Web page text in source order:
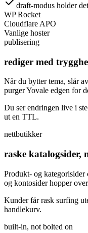
draft-modus holder
WP Rocket
Cloudflare APO
Vanlige hoster
publisering
rediger med
Når du bytter tema, slår
purger Yovale edgen for
Du ser endringen live i
ut en TTL.
nettbutikker
raske katalogsider,
Produkt- og kategorisider
og kontosider hopper
Kunder får rask surfing
handlekurv.
built-in, not bolted on